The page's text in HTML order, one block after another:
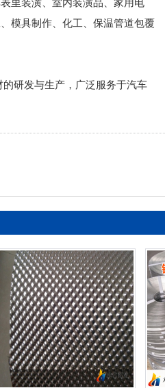
里装潢、室内装潢品、家用电
模具制作、化工、保温管道包覆
研发与生产，广泛服务于汽车